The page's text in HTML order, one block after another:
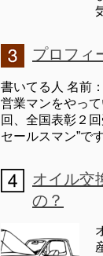
プロフィ
書いてる人 名前
営業マンをやっ
回、全国表彰２
セールスマン”で
オイル交
の？